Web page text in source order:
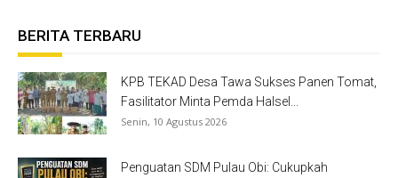
BERITA TERBARU
KPB TEKAD Desa Tawa Sukses Panen Tomat,
Fasilitator Minta Pemda Halsel...
Senin, 10 Agustus 2026
Penguatan SDM Pulau Obi: Cukupkah